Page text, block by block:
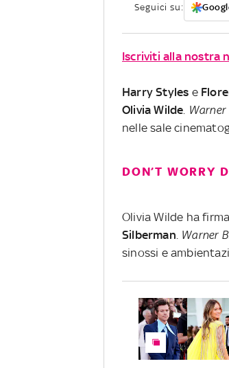
Seguici su:
Iscriviti alla nostra
Harry Styles e
Olivia Wilde
nelle sale
DON’T WORRY
Olivia Wilde ha
Silberman Warner
sinossi e